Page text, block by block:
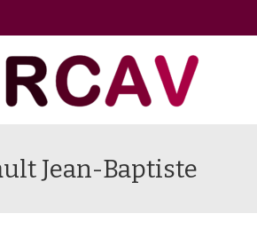
Jean-Baptiste